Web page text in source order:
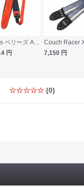
Perri’s ペリーズ APSDX-1603 2.5インチ Red Suede w/Leather Padding ギターストラップ
円
7,150 円
☆☆☆☆☆ (0)